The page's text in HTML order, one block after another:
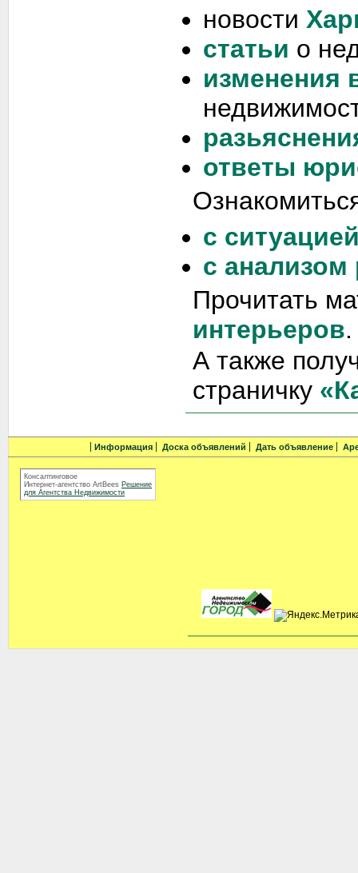
новости
статьи о
изменения
ответы
с
с
Прочитать
интерьеров.
А также
страничку
Информация Доска объявлений Дать объявление
Консалтинговое
Интернет-агентство ArtBees Решение
для Агентства Недвижимости